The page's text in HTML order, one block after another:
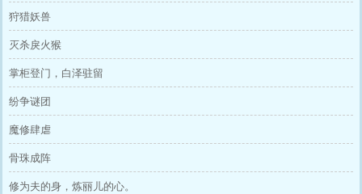
狩猎妖兽
灭杀戾火猴
掌柜登门，白泽驻留
纷争谜团
魔修肆虐
骨珠成阵
修为夫的身，炼丽儿的心。